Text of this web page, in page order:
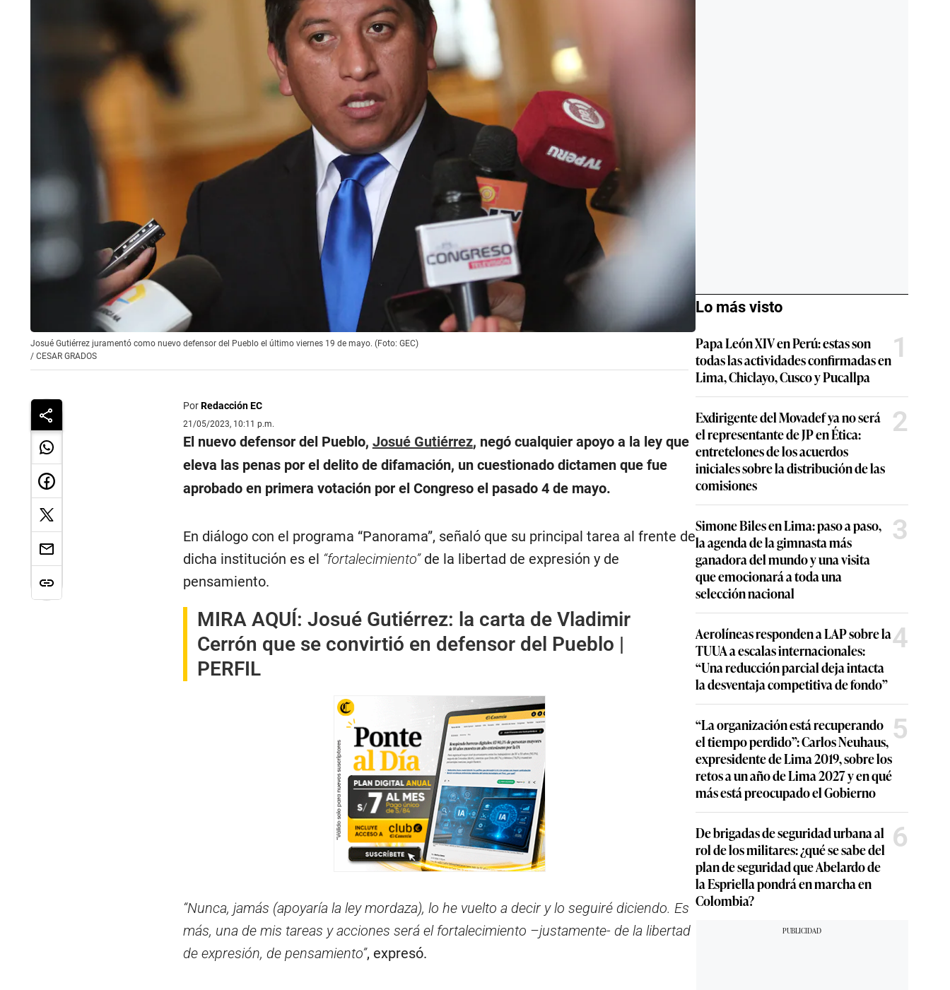
Josué Gutiérrez juramentó como nuevo defensor del Pueblo el último viernes 19 de mayo. (Foto: GEC)
/ CESAR GRADOS
PorRedacción EC
21/05/2023, 10:11 p.m.
El nuevo defensor del Pueblo, Josué Gutiérrez, negó cualquier apoyo a la ley que
eleva las penas por el delito de difamación, un cuestionado dictamen que fue
aprobado en primera votación por el Congreso el pasado 4 de mayo.
En diálogo con el programa “Panorama”, señaló que su principal tarea al frente de
dicha institución es el “fortalecimiento”de la libertad de expresión y de
pensamiento.
MIRA AQUÍ: Josué Gutiérrez: la carta de Vladimir
Cerrón que se convirtió en defensor del Pueblo |
PERFIL
“Nunca, jamás (apoyaría la ley mordaza), lo he vuelto a decir y lo seguiré diciendo. Es
más, una de mis tareas y acciones será el fortalecimiento –justamente- de la libertad
de expresión, de pensamiento”, expresó.
Lo más visto
Papa León XIV en Perú: estas son
todas las actividades confirmadas en
Lima, Chiclayo, Cusco y Pucallpa
1
Exdirigente del Movadef ya no será
el representante de JP en Ética:
entretelones de los acuerdos
iniciales sobre la distribución de las
comisiones
2
Simone Biles en Lima: paso a paso,
la agenda de la gimnasta más
ganadora del mundo y una visita
que emocionará a toda una
selección nacional
3
Aerolíneas responden a LAP sobre la
TUUA a escalas internacionales:
“Una reducción parcial deja intacta
la desventaja competitiva de fondo”
4
“La organización está recuperando
el tiempo perdido”: Carlos Neuhaus,
expresidente de Lima 2019, sobre los
retos a un año de Lima 2027 y en qué
más está preocupado el Gobierno
5
De brigadas de seguridad urbana al
rol de los militares: ¿qué se sabe del
plan de seguridad que Abelardo de
la Espriella pondrá en marcha en
Colombia?
6